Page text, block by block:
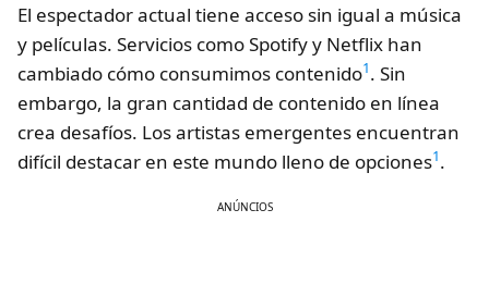
El espectador actual tiene acceso sin igual a música
y películas. Servicios como Spotify y Netflix han
cambiado cómo consumimos contenido1. Sin
embargo, la gran cantidad de contenido en línea
crea desafíos. Los artistas emergentes encuentran
difícil destacar en este mundo lleno de opciones1.
ANÚNCIOS